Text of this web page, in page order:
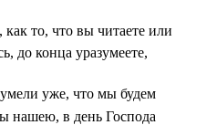
то, что вы читаете или
до конца уразумеете,
уже, что мы будем
нашею, в день Господа